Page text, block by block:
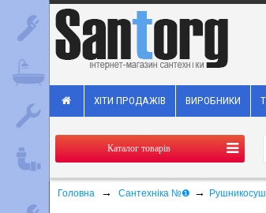
ХІТИ ПРОДАЖІВ ВИРОБНИКИ
Каталог товарів
Головна → Сантехніка №❶ →